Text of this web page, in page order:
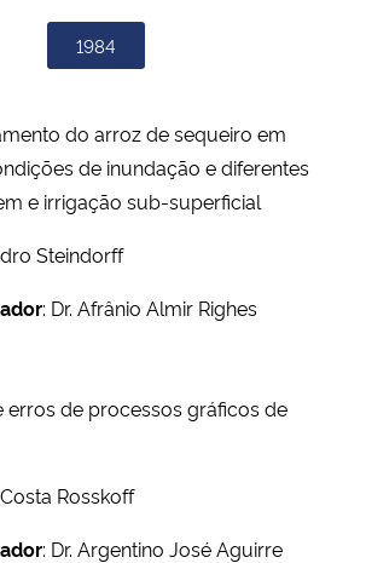
1984
do arroz de sequeiro em
de inundação e diferentes
e irrigação sub-superficial
Steindorff
: Dr. Afrânio Almir Righes
erros de processos gráficos de
Rosskoff
: Dr. Argentino José Aguirre